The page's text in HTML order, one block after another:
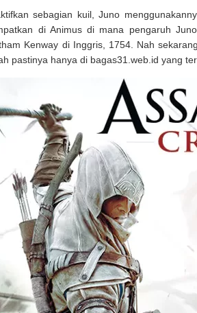
sebagian kuil, Juno
di Animus di mana pengaruh
Kenway di Inggris, 1754. Nah
pastinya hanya di bagas31.web.id yang